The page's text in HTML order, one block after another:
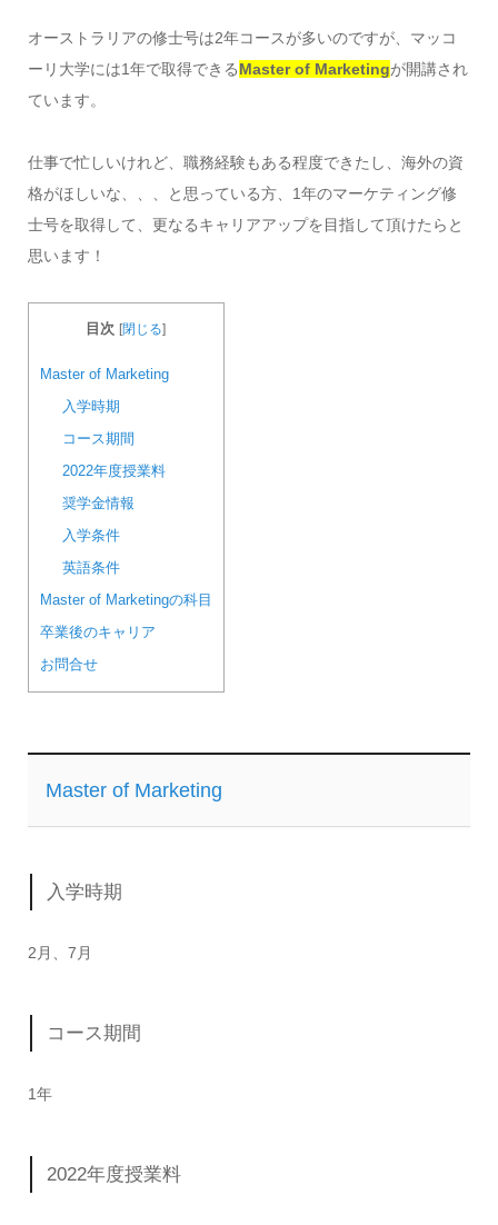
オーストラリアの修士号は2年コースが多いのですが、マッコ
ーリ大学には1年で取得できるMaster of Marketingが開講され
ています。
仕事で忙しいけれど、職務経験もある程度できたし、海外の資
格がほしいな、、、と思っている方、1年のマーケティング修
士号を取得して、更なるキャリアアップを目指して頂けたらと
思います！
目次 [閉じる]
Master of Marketing
入学時期
コース期間
2022年度授業料
奨学金情報
入学条件
英語条件
Master of Marketingの科目
卒業後のキャリア
お問合せ
Master of Marketing
入学時期
2月、7月
コース期間
1年
2022年度授業料